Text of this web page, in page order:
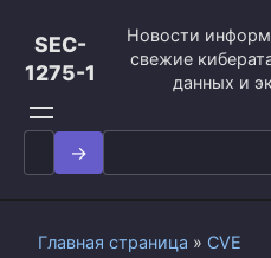
контенту
SEC-
1275-1
Новости
свежие
данных и
Search
for:
Главная страница » CVE